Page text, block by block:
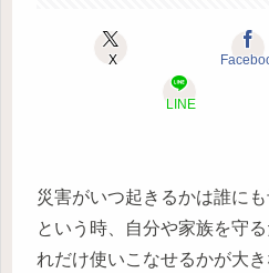
X
LINE
災害がいつ起きるかは誰に
という時、自分や家族を守
れだけ使いこなせるかが大